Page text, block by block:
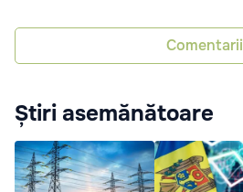
Comentarii
Știri asemănătoare